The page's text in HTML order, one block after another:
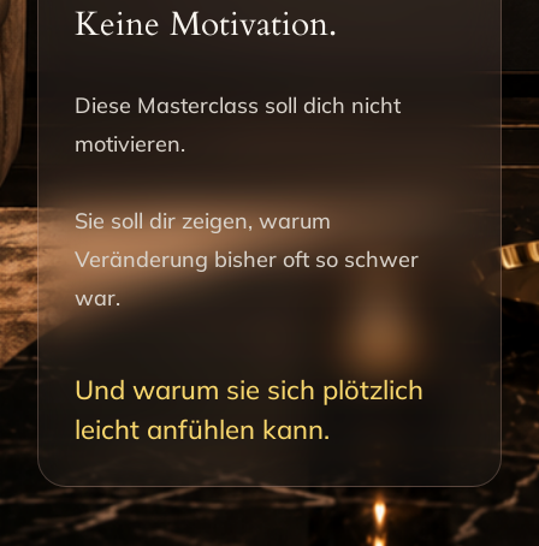
Keine Motivation.
Diese Masterclass soll dich nicht
motivieren.
Sie soll dir zeigen, warum
Veränderung bisher oft so schwer
war.
Und warum sie sich plötzlich
leicht anfühlen kann.